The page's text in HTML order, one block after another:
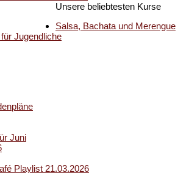
Unsere beliebtesten Kurse
Salsa, Bachata und Merengue
Jugendliche
Juni
Playlist 21.03.2026